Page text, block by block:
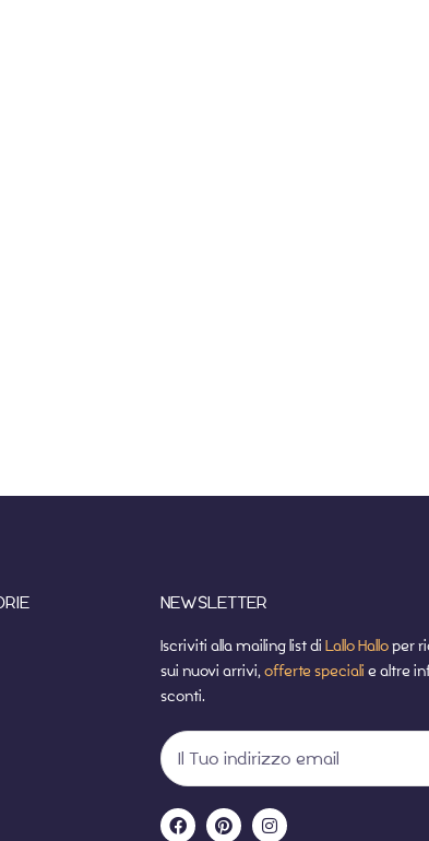
NEWSLETTER
Iscriviti alla mailing list di Lallo Halloper
sui nuovi arrivi,offerte speciali e altre
sconti.